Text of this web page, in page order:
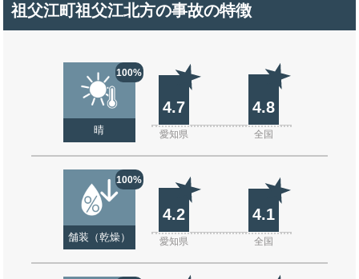
祖父江町祖父江北方の事故の特徴
100%
晴
4.7 4.8
愛知県 全国
100%
舗装（乾燥）
4.2 4.1
愛知県 全国